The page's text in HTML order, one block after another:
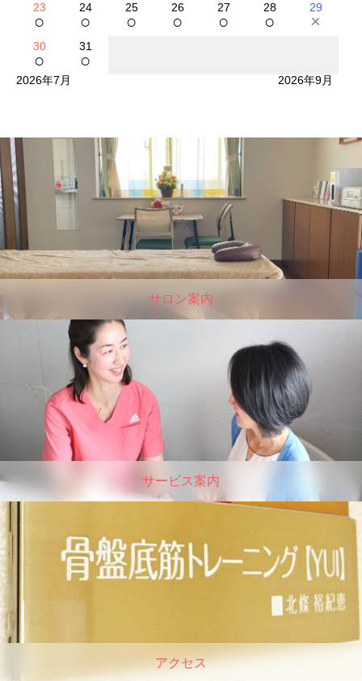
23
○
24
○
25
○
26
○
27
○
28
○
29
×
30
○
31
○
2026年7月 2026年9月
サロン案内
サービス案内
アクセス